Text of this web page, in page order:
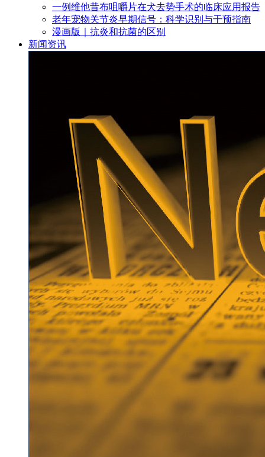
一例维他昔布咀嚼片在犬去势手术的临床应用报告
老年宠物关节炎早期信号：科学识别与干预指南
漫画版｜抗炎和抗菌的区别
新闻资讯